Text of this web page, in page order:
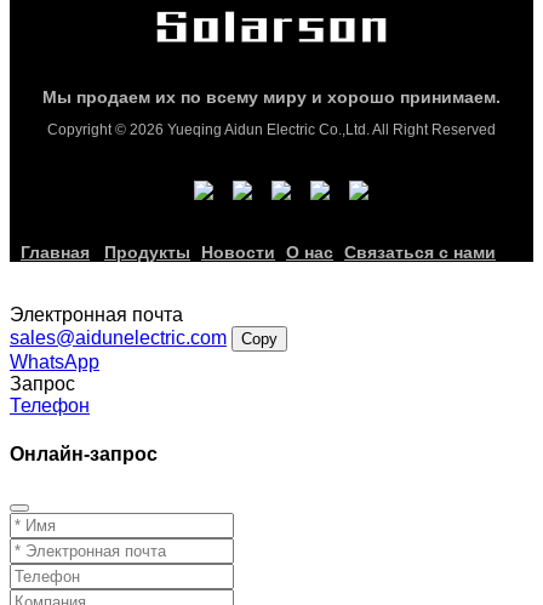
Мы продаем их по всему миру и хорошо принимаем.
Copyright © 2026 Yueqing Aidun Electric Co.,Ltd. All Right Reserved
Главная Продукты Новости О нас Связаться с нами
Электронная почта
sales@aidunelectric.com
Copy
WhatsApp
Запрос
Телефон
Онлайн-запрос